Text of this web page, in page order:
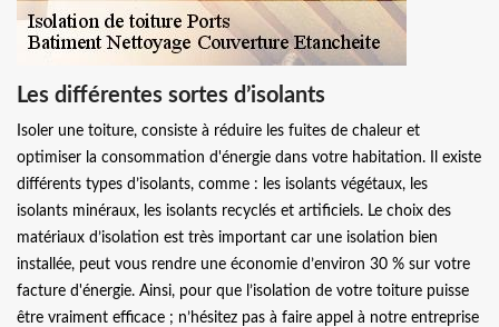
Les différentes sortes d’isolants
Isoler une toiture, consiste à réduire les fuites de chaleur et
optimiser la consommation d'énergie dans votre habitation. Il existe
différents types d’isolants, comme : les isolants végétaux, les
isolants minéraux, les isolants recyclés et artificiels. Le choix des
matériaux d’isolation est très important car une isolation bien
installée, peut vous rendre une économie d’environ 30 % sur votre
facture d'énergie. Ainsi, pour que l’isolation de votre toiture puisse
être vraiment efficace ; n’hésitez pas à faire appel à notre entreprise